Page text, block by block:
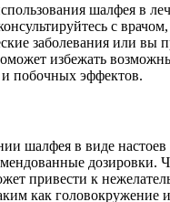
шалфея в
с
заболевания или вы
избежать
побочных эффектов.
шалфея в виде настоев
дозировки.
привести к
как головокружение